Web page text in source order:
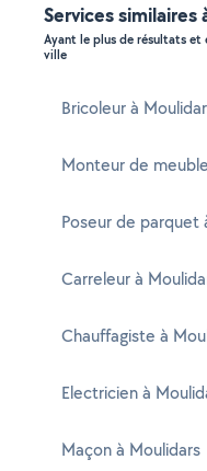
Services similaires
Ayant le plus de résultats
ville
Bricoleur à
Monteur de
Poseur de parquet
Carreleur à
Chauffagiste à
Electricien à
Maçon à Moulidars